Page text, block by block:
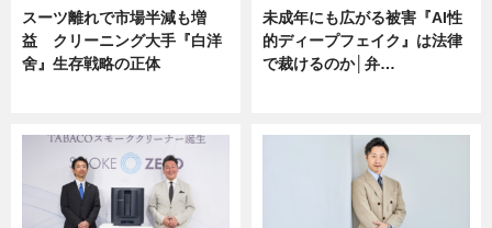
スーツ離れで市場半減も増
益 クリーニング大手『白洋
舍』生存戦略の正体
未成年にも広がる被害『AI性
的ディープフェイク』は法律
で裁けるのか│弁…